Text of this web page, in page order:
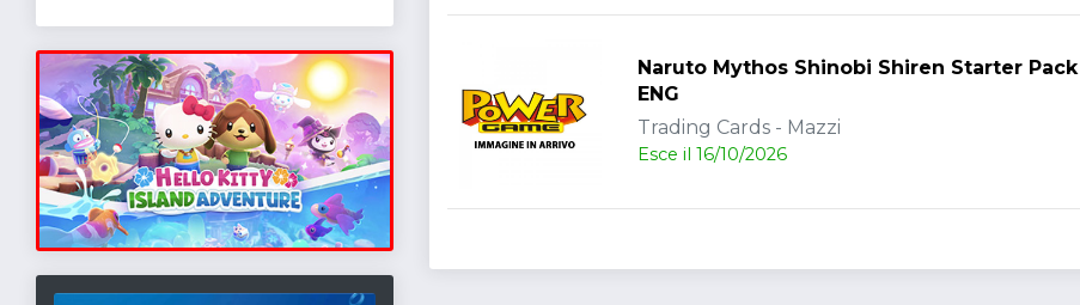
Naruto Mythos Shinobi Shiren Starter
ENG
Trading Cards - Mazzi
Esce il 16/10/2026